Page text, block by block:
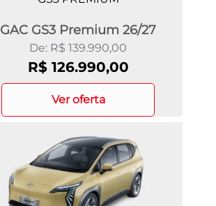
GAC GS3 Premium 26/27
De: R$ 139.990,00
R$ 126.990,00
ver oferta